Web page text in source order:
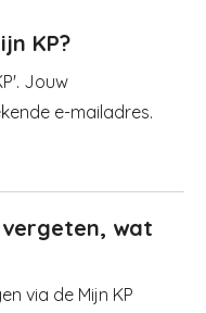
KP?
Jouw
e-mailadres.
wat
via de Mijn KP